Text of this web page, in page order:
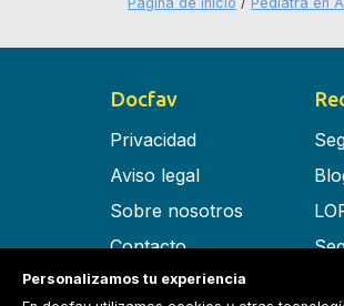
Docfav
Privacidad
Aviso legal
Sobre nosotros
Contacto
Términos y condiciones
Personalizamos tu experiencia